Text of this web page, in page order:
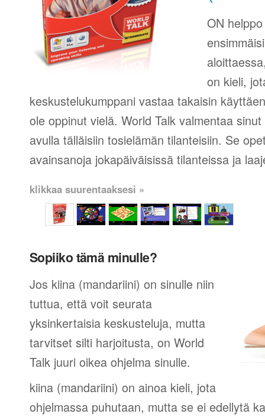
ON
on kieli,
keskustelukumppani vastaa takaisin
ole oppinut vielä. World Talk valmentaa
avulla tälläisiin tosielämän tilanteisiin. Se
avainsanoja jokapäiväisissä tilanteissa ja
klikkaa suurentaaksesi »
Sopiiko tämä minulle?
Jos kiina (mandariini) on sinulle niin
tuttua, että voit seurata
yksinkertaisia keskusteluja, mutta
tarvitset silti harjoitusta, on World
Talk juuri oikea ohjelma sinulle.
kiina (mandariini) on ainoa kieli, jota
ohjelmassa puhutaan, mutta se ei edellytä